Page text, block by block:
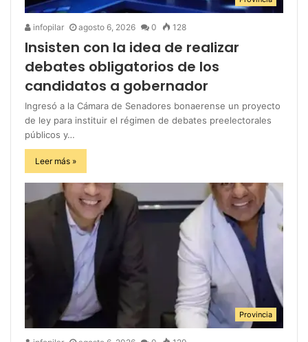
infopilar agosto 6, 2026 0 128
Insisten con la idea de realizar
debates obligatorios de los
candidatos a gobernador
Ingresó a la Cámara de Senadores bonaerense un proyecto
de ley para instituir el régimen de debates preelectorales
públicos y…
Leer más »
Provincia